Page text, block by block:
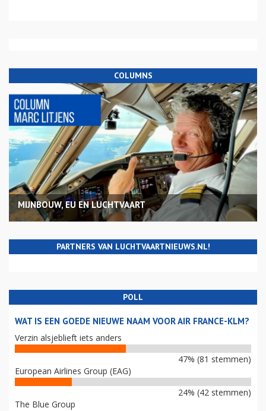
COLUMNS
MIJNBOUW, EU EN LUCHTVAART
PARTNERS VAN LUCHTVAARTNIEUWS.NL!
POLL
WAT IS EEN GOEDE NIEUWE NAAM VOOR AIR FRANCE-KLM?
Verzin alsjeblieft iets anders
47% (81 stemmen)
European Airlines Group (EAG)
24% (42 stemmen)
The Blue Group